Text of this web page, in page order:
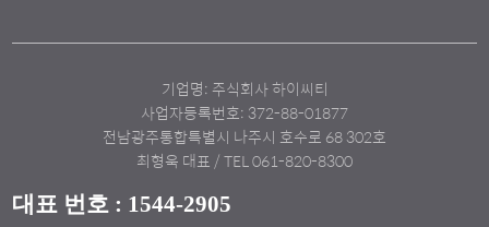
기업명: 주식회사 하이씨티
사업자등록번호: 372-88-01877
전남광주통합특별시 나주시 호수로 68 302호
최형욱 대표 / TEL 061-820-8300
대표 번호 : 1544-2905